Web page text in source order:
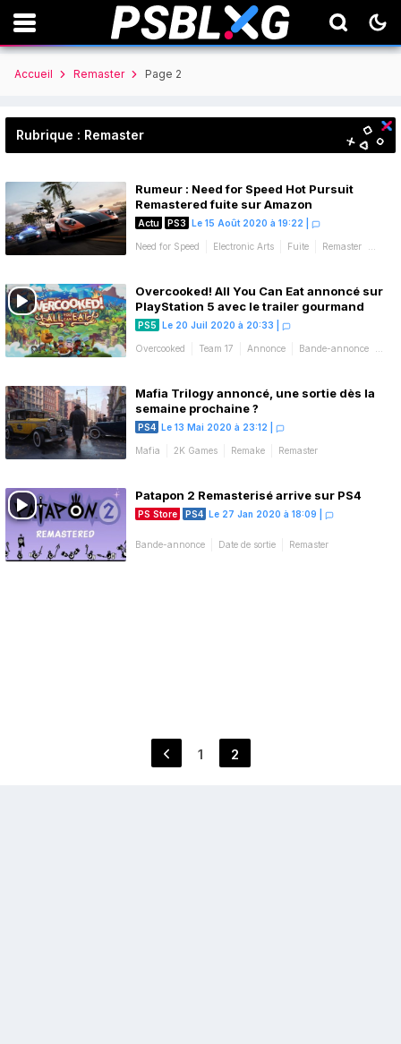
Accueil Remaster Page 2
Rubrique : Remaster
Rumeur : Need for Speed Hot Pursuit
Remastered fuite sur Amazon
Actu PS3 Le 15 Août 2020 à 19:22
Need for Speed Electronic Arts Fuite
Remaster
Overcooked! All You Can Eat annoncé sur
PlayStation 5 avec le trailer gourmand
PS5 Le 20 Juil 2020 à 20:33
Overcooked Team 17 Annonce
Bande-annonce
Mafia Trilogy annoncé, une sortie dès la
semaine prochaine ?
PS4 Le 13 Mai 2020 à 23:12
Mafia 2K Games Remake Remaster
Patapon 2 Remasterisé arrive sur PS4
PS Store PS4 Le 27 Jan 2020 à 18:09
Bande-annonce Date de sortie Remaster
Page
1 Page
2